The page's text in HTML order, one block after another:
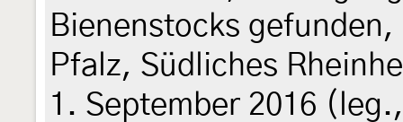
Bienenstocks
Pfalz, Südliches
1. September 2016